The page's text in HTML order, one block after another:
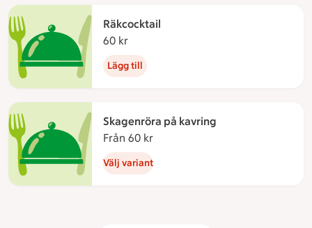
Räkcocktail
60 kr
Lägg till
Skagenröra på kavring
Från 60 kr
Välj variant